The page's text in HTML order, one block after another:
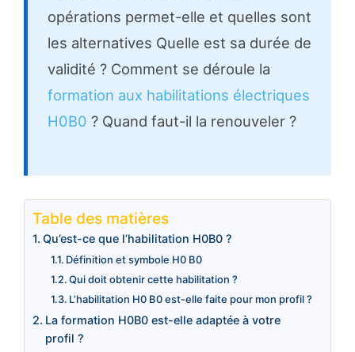
opérations permet-elle et quelles sont
les alternatives Quelle est sa durée de
validité ? Comment se déroule la
formation aux habilitations électriques
H0B0 ? Quand faut-il la renouveler ?
Table des matières
Qu’est-ce que l’habilitation H0B0 ?
Définition et symbole H0 B0
Qui doit obtenir cette habilitation ?
L’habilitation H0 B0 est-elle faite pour mon profil ?
La formation H0B0 est-elle adaptée à votre
profil ?